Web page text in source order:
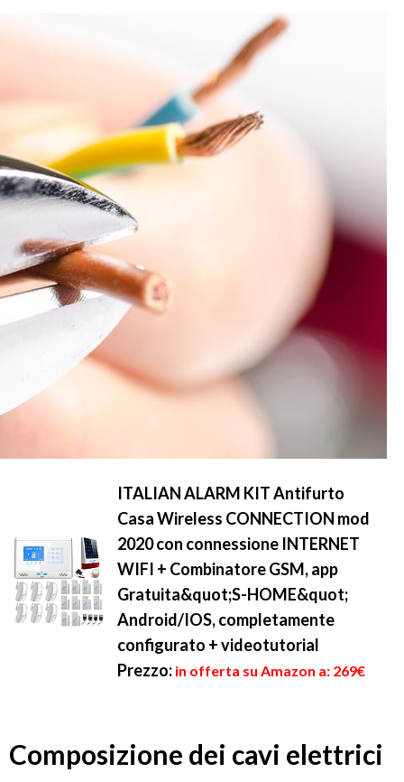
ITALIAN ALARM KIT Antifurto
Casa Wireless CONNECTION mod
2020 con connessione INTERNET
WIFI + Combinatore GSM, app
Gratuita&quot;S-HOME&quot;
Android/IOS, completamente
configurato + videotutorial
Prezzo: in offerta su Amazon a: 269€
Composizione dei cavi elettrici